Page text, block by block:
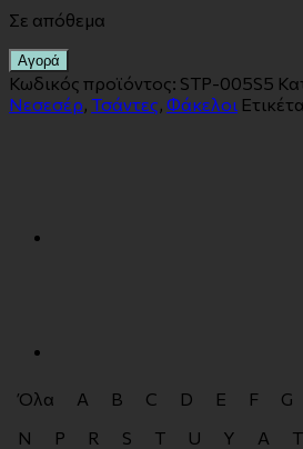
Σε απόθεμα
Αγορά
Κωδικός προϊόντος: STP-005S5
Νεσεσέρ Τσάντες Φάκελοι
Όλα A B C D E F G
N
P R S T U Y Α Τ